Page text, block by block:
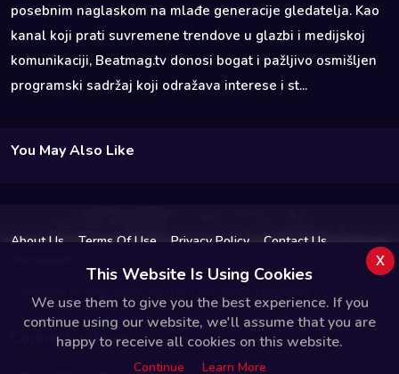
posebnim naglaskom na mlađe generacije gledatelja. Kao
kanal koji prati suvremene trendove u glazbi i medijskoj
komunikaciji, Beatmag.tv donosi bogat i pažljivo osmišljen
programski sadržaj koji odražava interese i st...
You May Also Like
About Us Terms Of Use Privacy Policy
Contact Us
Connect with us
This Website Is Using Cookies
We use them to give you the best experience. If you
continue using our website, we'll assume that you are
happy to receive all cookies on this website.
Continue Learn More
x